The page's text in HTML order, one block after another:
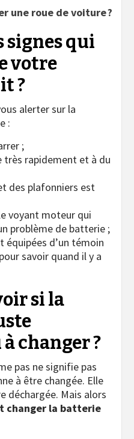
une roue de voiture ?
signes qui
votre
?
alerter sur la
:
;
très rapidement et à du
des plafonniers est
voyant moteur qui
problème de batterie ;
équipées d’un témoin
savoir quand il y a
si la
changer ?
pas ne signifie pas
à être changée. Elle
déchargée. Mais alors
changer la batterie